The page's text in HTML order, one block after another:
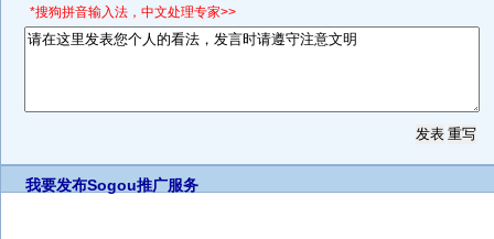
*搜狗拼音输入法，中文处理专家>>
我要发布Sogou推广服务